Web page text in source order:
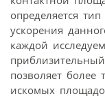
определяется
ускорения
каждой
позволяет более
искомых